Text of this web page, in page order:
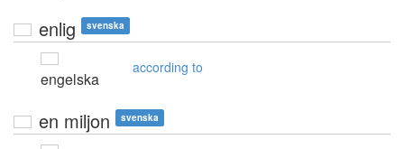
enlig svenska
engelska
according to
en miljon svenska